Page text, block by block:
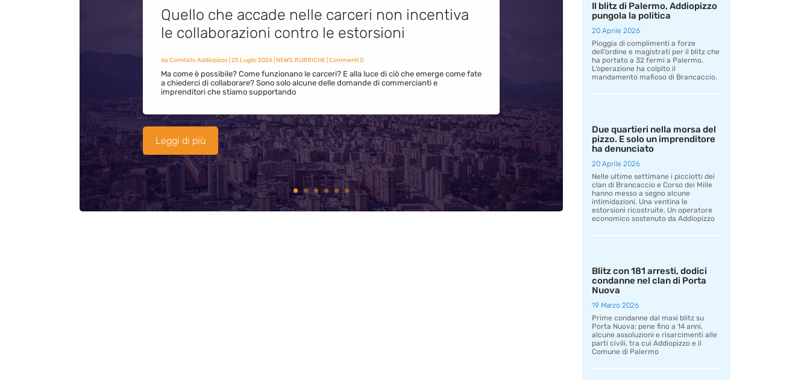
Quello che accade nelle carceri non incentiva
le collaborazioni contro le estorsioni
da Comitato Addiopizzo| 25 Luglio 2026| NEWS,RUBRICHE| Commenti 0
Ma come è possibile? Come funzionano le carceri? E alla luce di ciò che emerge come fate
a chiederci di collaborare? Sono solo alcune delle domande di commercianti e
imprenditori che stiamo supportando
Leggi di più
Il blitz di Palermo, Addiopizzo
pungola la politica
20 Aprile 2026
Pioggia di complimenti a forze
dell’ordine e magistrati per il blitz che
ha portato a 32 fermi a Palermo.
L’operazione ha colpito il
mandamento mafioso di Brancaccio.
Due quartieri nella morsa del
pizzo. E solo un imprenditore
ha denunciato
20 Aprile 2026
Nelle ultime settimane i picciotti dei
clan di Brancaccio e Corso dei Mille
hanno messo a segno alcune
intimidazioni. Una ventina le
estorsioni ricostruite. Un operatore
economico sostenuto da Addiopizzo
Blitz con 181 arresti, dodici
condanne nel clan di Porta
Nuova
19 Marzo 2026
Prime condanne dal maxi blitz su
Porta Nuova: pene fino a 14 anni,
alcune assoluzioni e risarcimenti alle
parti civili, tra cui Addiopizzo e il
Comune di Palermo